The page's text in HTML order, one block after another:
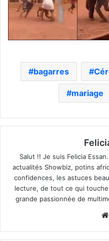
bagarres
mariage
Salut !! Je suis Felicia
actualités Showbiz, potins
confidences, les astuces
lecture, de tout ce qui
grande passionnée de